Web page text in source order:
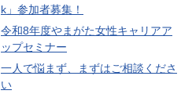
k」参加者募集！
令和8年度やまがた女性キャリアア
ップセミナー
一人で悩まず、まずはご相談くださ
い